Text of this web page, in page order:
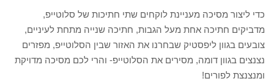
כדי ליצור מסיכה מעניינת לוקחים שתי חתיכות של סלוטייפ,
מדביקים חתיכה אחת מעל הגבות, חתיכה שנייה מתחת לעיניים,
צובעים בגוון ליפסטיק שבחרנו את האזור שבין הסלוטייפ, מפזרים
נצנצים בגוון דומה, מסירים את הסלוטייפ- והרי לכם מסיכה מדויקת
ומנצנצת לפורים!